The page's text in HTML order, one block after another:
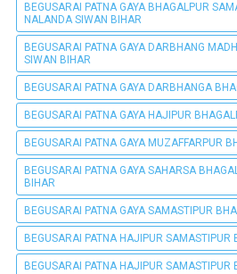
BEGUSARAI PATNA GAYA BHAGALPUR
NALANDA SIWAN BIHAR
BEGUSARAI PATNA GAYA DARBHANG
SIWAN BIHAR
BEGUSARAI PATNA GAYA DARBHANGA
BEGUSARAI PATNA GAYA HAJIPUR
BEGUSARAI PATNA GAYA MUZAFFARPUR
BEGUSARAI PATNA GAYA SAHARSA
BIHAR
BEGUSARAI PATNA GAYA SAMASTIPUR
BEGUSARAI PATNA HAJIPUR SAMASTIPUR
BEGUSARAI PATNA HAJIPUR SAMASTIPUR